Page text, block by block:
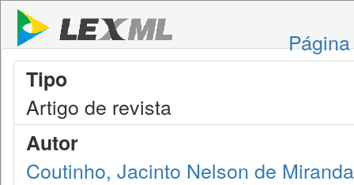
Tipo
Artigo de revista
Autor
Coutinho, Jacinto Nelson de